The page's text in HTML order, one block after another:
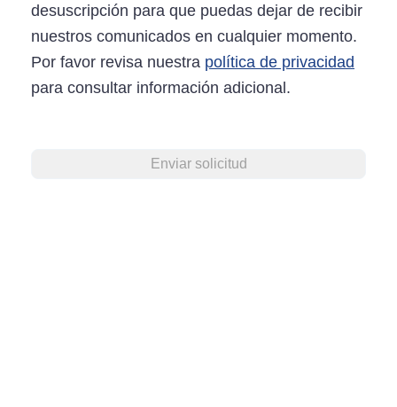
desuscripción para que puedas dejar de recibir
nuestros comunicados en cualquier momento.
Por favor revisa nuestra política de privacidad
para consultar información adicional.